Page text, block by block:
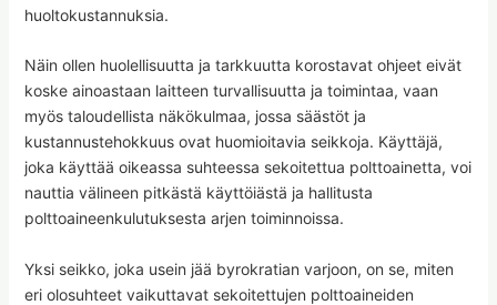
huoltokustannuksia.
Näin ollen huolellisuutta ja tarkkuutta korostavat ohjeet eivät
koske ainoastaan laitteen turvallisuutta ja toimintaa, vaan
myös taloudellista näkökulmaa, jossa säästöt ja
kustannustehokkuus ovat huomioitavia seikkoja. Käyttäjä,
joka käyttää oikeassa suhteessa sekoitettua polttoainetta, voi
nauttia välineen pitkästä käyttöiästä ja hallitusta
polttoaineenkulutuksesta arjen toiminnoissa.
Yksi seikko, joka usein jää byrokratian varjoon, on se, miten
eri olosuhteet vaikuttavat sekoitettujen polttoaineiden